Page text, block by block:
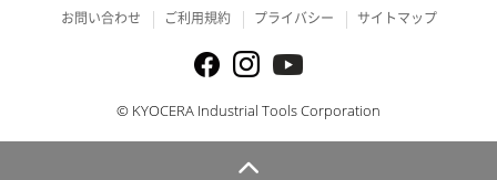
お問い合わせ ご利用規約 プライバシー サイトマップ
© KYOCERA Industrial Tools Corporation